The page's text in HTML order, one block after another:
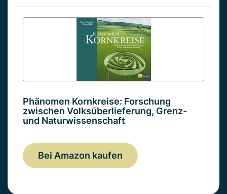
Phänomen Kornkreise: Forschung
zwischen Volksüberlieferung, Grenz-
und Naturwissenschaft
Bei Amazon kaufen